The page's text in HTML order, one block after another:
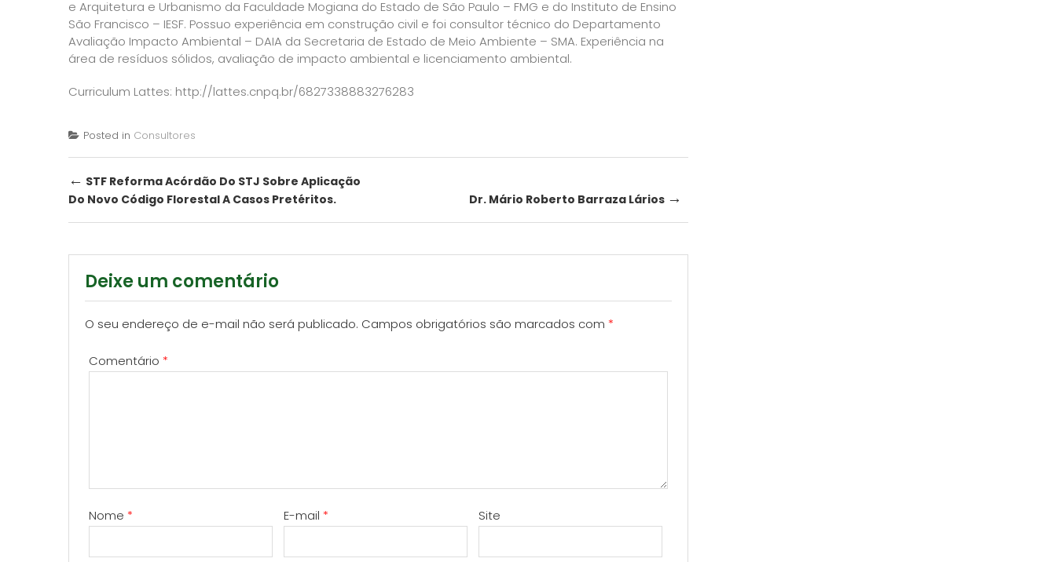
e Arquitetura e Urbanismo da Faculdade Mogiana do Estado de São Paulo – FMG e do Instituto de Ensino
São Francisco – IESF. Possuo experiência em construção civil e foi consultor técnico do Departamento
Avaliação Impacto Ambiental – DAIA da Secretaria de Estado de Meio Ambiente – SMA. Experiência na
área de resíduos sólidos, avaliação de impacto ambiental e licenciamento ambiental.
Curriculum Lattes: http://lattes.cnpq.br/6827338883276283
Posted in Consultores
Post
navigation
← STF Reforma Acórdão Do STJ Sobre Aplicação
Do Novo Código Florestal A Casos Pretéritos.
Dr. Mário Roberto Barraza Lários →
Deixe um comentário
O seu endereço de e-mail não será publicado. Campos obrigatórios são marcados com *
Comentário *
Nome * E-mail * Site